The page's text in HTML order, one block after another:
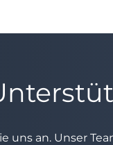
uns an. Unser